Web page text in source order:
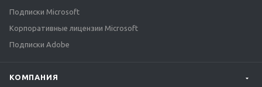
Подписки Microsoft
Корпоративные лицензии Microsoft
Подписки Adobe
КОМПАНИЯ